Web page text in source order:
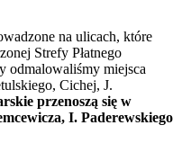
na ulicach, które
Strefy Płatnego
odmalowaliśmy miejsca
Cichej, J.
przenoszą się w
I. Paderewskiego